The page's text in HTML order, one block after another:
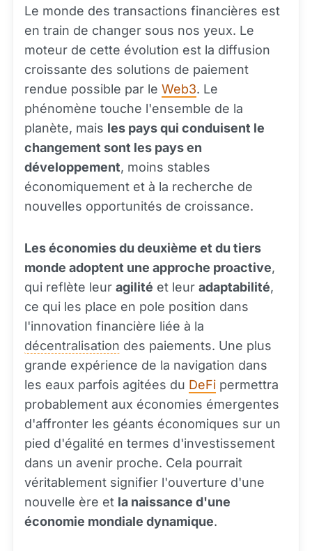
Le monde des transactions financières est
en train de changer sous nos yeux. Le
moteur de cette évolution est la diffusion
croissante des solutions de paiement
rendue possible par le Web3. Le
phénomène touche l'ensemble de la
planète, mais les pays qui conduisent le
changement sont les pays en
développement, moins stables
économiquement et à la recherche de
nouvelles opportunités de croissance.
Les économies du deuxième et du tiers
monde adoptent une approche proactive,
qui reflète leur agilité et leur adaptabilité,
ce qui les place en pole position dans
l'innovation financière liée à la
décentralisation des paiements. Une plus
grande expérience de la navigation dans
les eaux parfois agitées du DeFi permettra
probablement aux économies émergentes
d'affronter les géants économiques sur un
pied d'égalité en termes d'investissement
dans un avenir proche. Cela pourrait
véritablement signifier l'ouverture d'une
nouvelle ère et la naissance d'une
économie mondiale dynamique.